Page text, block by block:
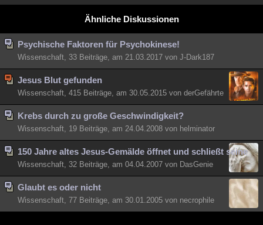
Ähnliche Diskussionen
Psychische Faktoren für Psychokinese!
Wissenschaft, 33 Beiträge, am 21.03.2017 von J-Dark187
Jesus Blut gefunden
Wissenschaft, 415 Beiträge, am 30.05.2015 von derGefährte
Krebs durch zu große Geschwindigkeit?
Wissenschaft, 19 Beiträge, am 24.04.2008 von helminator
150 Jahre altes Jesus-Gemälde öffnet und schließt seine
Wissenschaft, 32 Beiträge, am 04.04.2007 von DasGenie
Glaubt es oder nicht
Wissenschaft, 77 Beiträge, am 30.01.2005 von necrophile